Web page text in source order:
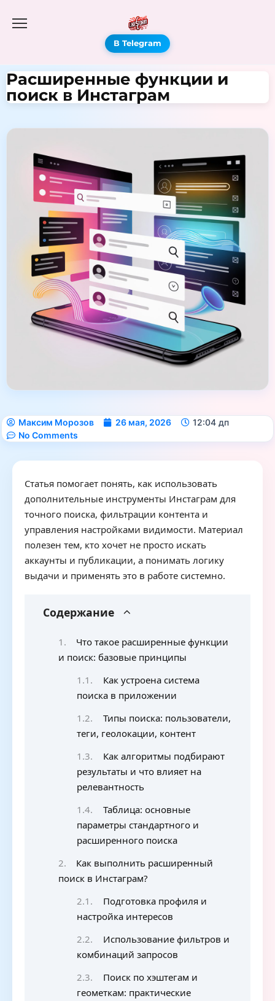
В Telegram
Расширенные функции и
поиск в Инстаграм
Максим Морозов 26 мая, 2026
12:04 дп
No Comments
Статья помогает понять, как использовать
дополнительные инструменты Инстаграм для
точного поиска, фильтрации контента и
управления настройками видимости. Материал
полезен тем, кто хочет не просто искать
аккаунты и публикации, а понимать логику
выдачи и применять это в работе системно.
Содержание
Что такое расширенные функции
и поиск: базовые принципы
Как устроена система
поиска в приложении
Типы поиска: пользователи,
теги, геолокации, контент
Как алгоритмы подбирают
результаты и что влияет на
релевантность
Таблица: основные
параметры стандартного и
расширенного поиска
Как выполнить расширенный
поиск в Инстаграм?
Подготовка профиля и
настройка интересов
Использование фильтров и
комбинаций запросов
Поиск по хэштегам и
геометкам: практические